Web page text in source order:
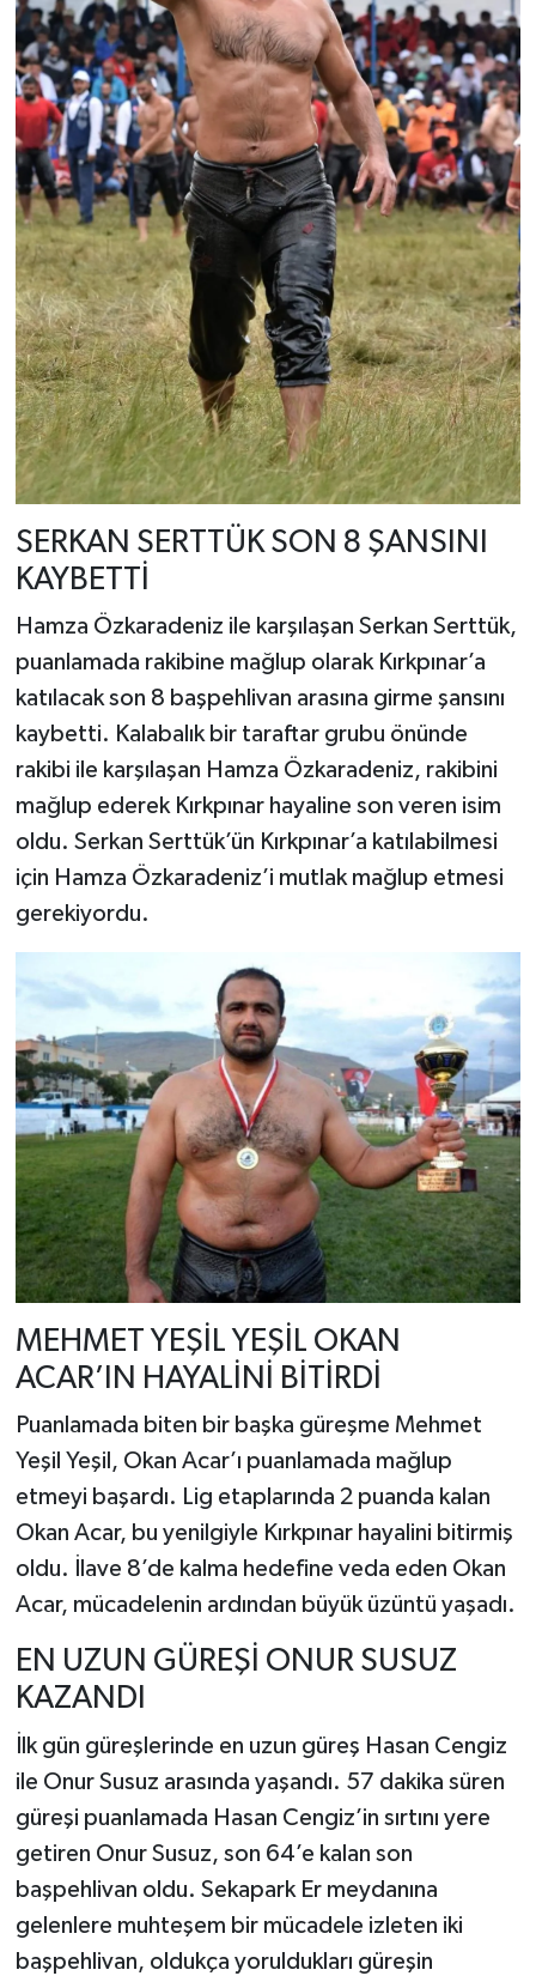
SERKAN SERTTÜK SON 8 ŞANSINI
KAYBETTİ
Hamza Özkaradeniz ile karşılaşan Serkan Serttük,
puanlamada rakibine mağlup olarak Kırkpınar’a
katılacak son 8 başpehlivan arasına girme şansını
kaybetti. Kalabalık bir taraftar grubu önünde
rakibi ile karşılaşan Hamza Özkaradeniz, rakibini
mağlup ederek Kırkpınar hayaline son veren isim
oldu. Serkan Serttük’ün Kırkpınar’a katılabilmesi
için Hamza Özkaradeniz’i mutlak mağlup etmesi
gerekiyordu.
MEHMET YEŞİL YEŞİL OKAN
ACAR’IN HAYALİNİ BİTİRDİ
Puanlamada biten bir başka güreşme Mehmet
Yeşil Yeşil, Okan Acar’ı puanlamada mağlup
etmeyi başardı. Lig etaplarında 2 puanda kalan
Okan Acar, bu yenilgiyle Kırkpınar hayalini bitirmiş
oldu. İlave 8’de kalma hedefine veda eden Okan
Acar, mücadelenin ardından büyük üzüntü yaşadı.
EN UZUN GÜREŞİ ONUR SUSUZ
KAZANDI
İlk gün güreşlerinde en uzun güreş Hasan Cengiz
ile Onur Susuz arasında yaşandı. 57 dakika süren
güreşi puanlamada Hasan Cengiz’in sırtını yere
getiren Onur Susuz, son 64’e kalan son
başpehlivan oldu. Sekapark Er meydanına
gelenlere muhteşem bir mücadele izleten iki
başpehlivan, oldukça yoruldukları güreşin